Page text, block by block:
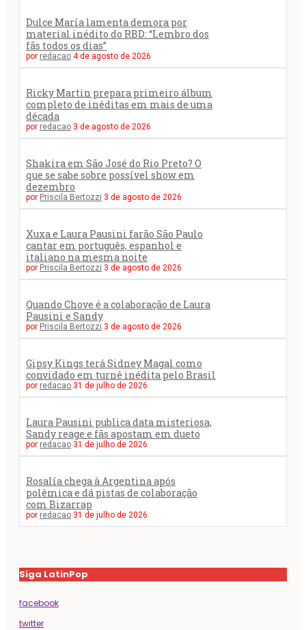
Dulce María lamenta demora por
material inédito do RBD: “Lembro dos
fãs todos os dias”
por redacao 4 de agosto de 2026
Ricky Martin prepara primeiro álbum
completo de inéditas em mais de uma
década
por redacao 3 de agosto de 2026
Shakira em São José do Rio Preto? O
que se sabe sobre possível show em
dezembro
por Priscila Bertozzi 3 de agosto de 2026
Xuxa e Laura Pausini farão São Paulo
cantar em português, espanhol e
italiano na mesma noite
por Priscila Bertozzi 3 de agosto de 2026
Quando Chove é a colaboração de Laura
Pausini e Sandy
por Priscila Bertozzi 3 de agosto de 2026
Gipsy Kings terá Sidney Magal como
convidado em turnê inédita pelo Brasil
por redacao 31 de julho de 2026
Laura Pausini publica data misteriosa,
Sandy reage e fãs apostam em dueto
por redacao 31 de julho de 2026
Rosalía chega à Argentina após
polêmica e dá pistas de colaboração
com Bizarrap
por redacao 31 de julho de 2026
Siga LatinPop
facebook
twitter